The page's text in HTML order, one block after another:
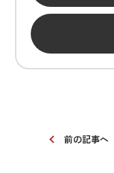
前の記事へ